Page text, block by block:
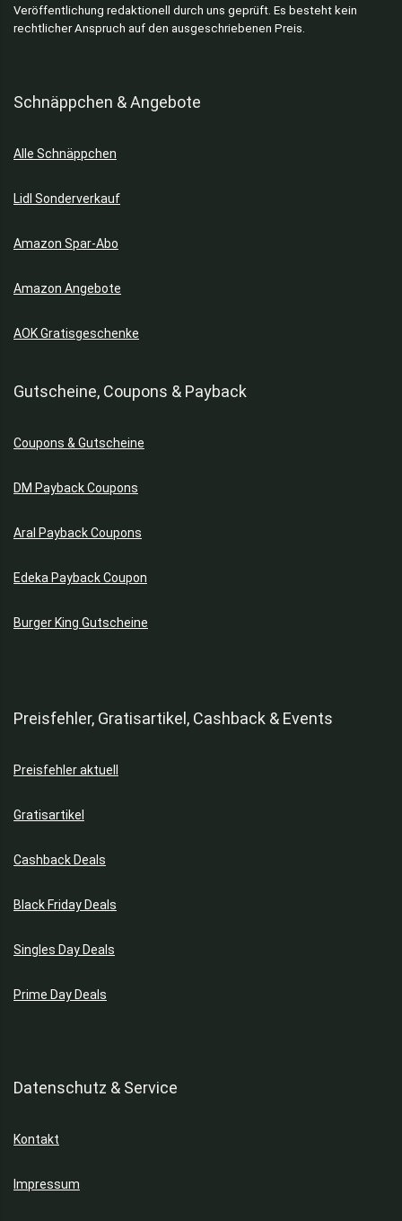
Veröffentlichung redaktionell durch uns geprüft. Es besteht kein
rechtlicher Anspruch auf den ausgeschriebenen Preis.
Schnäppchen & Angebote
Alle Schnäppchen
Lidl Sonderverkauf
Amazon Spar-Abo
Amazon Angebote
AOK Gratisgeschenke
Gutscheine, Coupons & Payback
Coupons & Gutscheine
DM Payback Coupons
Aral Payback Coupons
Edeka Payback Coupon
Burger King Gutscheine
Preisfehler, Gratisartikel, Cashback & Events
Preisfehler aktuell
Gratisartikel
Cashback Deals
Black Friday Deals
Singles Day Deals
Prime Day Deals
Datenschutz & Service
Kontakt
Impressum